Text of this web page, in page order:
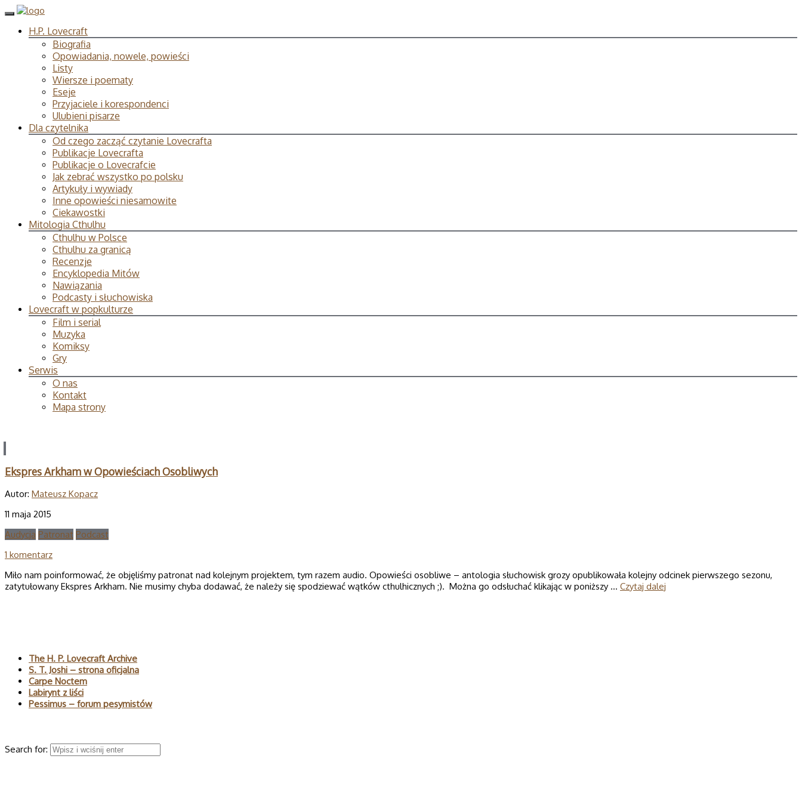
H.P. Lovecraft
Biografia
Opowiadania, nowele, powieści
Listy
Wiersze i poematy
Eseje
Przyjaciele i korespondenci
Ulubieni pisarze
Dla czytelnika
Od czego zacząć czytanie Lovecrafta
Publikacje Lovecrafta
Publikacje o Lovecrafcie
Jak zebrać wszystko po polsku
Artykuły i wywiady
Inne opowieści niesamowite
Ciekawostki
Mitologia Cthulhu
Cthulhu w Polsce
Cthulhu za granicą
Recenzje
Encyklopedia Mitów
Nawiązania
Podcasty i słuchowiska
Lovecraft w popkulturze
Film i serial
Muzyka
Komiksy
Gry
Serwis
O nas
Kontakt
Mapa strony
Ekspres Arkham w Opowieściach Osobliwych
Autor: Mateusz Kopacz
11 maja 2015
Audycja Patronat Podcast
1 komentarz
Miło nam poinformować, że objęliśmy patronat nad kolejnym projektem, tym razem audio. Opowieści osobliwe – antologia słuchowisk grozy opublikowała kolejny odcinek pierwszego sezonu,
zatytułowany Ekspres Arkham. Nie musimy chyba dodawać, że należy się spodziewać wątków cthulhicznych ;). Można go odsłuchać klikając w poniższy … Czytaj dalej
The H. P. Lovecraft Archive
S. T. Joshi – strona oficjalna
Carpe Noctem
Labirynt z liści
Pessimus – forum pesymistów
Search for: